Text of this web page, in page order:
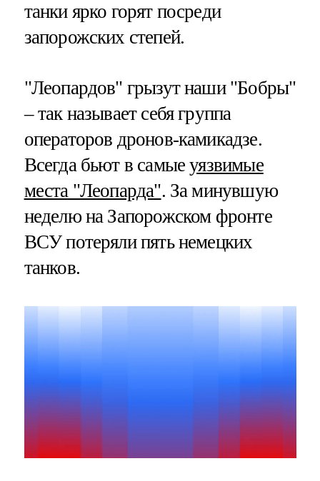
танки ярко горят посреди
запорожских степей.
"Леопардов" грызут наши "Бобры"
– так называет себя группа
операторов дронов-камикадзе.
Всегда бьют в самыеуязвимые
места "Леопарда". За минувшую
неделю на Запорожском фронте
ВСУ потеряли пять немецких
танков.